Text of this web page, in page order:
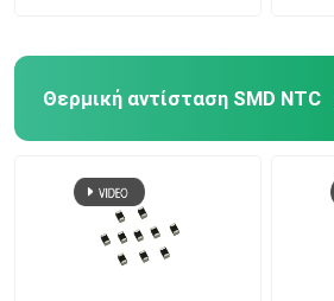
Θερμική αντίσταση SMD NTC